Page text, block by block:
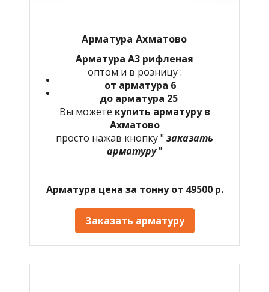
Арматура Ахматово
Арматура А3 рифленая
оптом и в розницу :
от арматура 6
до арматура 25
Вы можете купить арматуру в
Ахматово
просто нажав кнопку " заказать
арматуру"
Арматура цена за тонну от 49500 р.
Заказать арматуру